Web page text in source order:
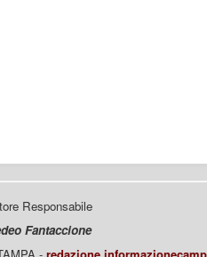
Responsabile
Fantaccione